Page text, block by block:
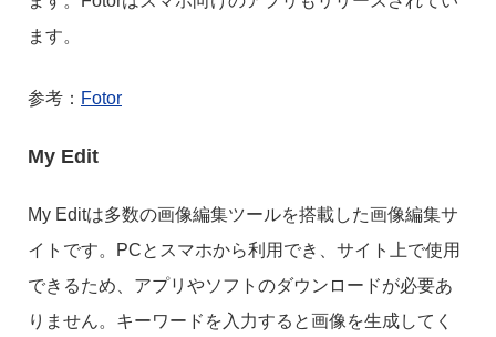
ます。
参考： Fotor
My Edit
My Editは多数の画像編集ツールを搭載した画像編集サ
イトです。PCとスマホから利用でき、サイト上で使用
できるため、アプリやソフトのダウンロードが必要あ
りません。キーワードを入力すると画像を生成してく